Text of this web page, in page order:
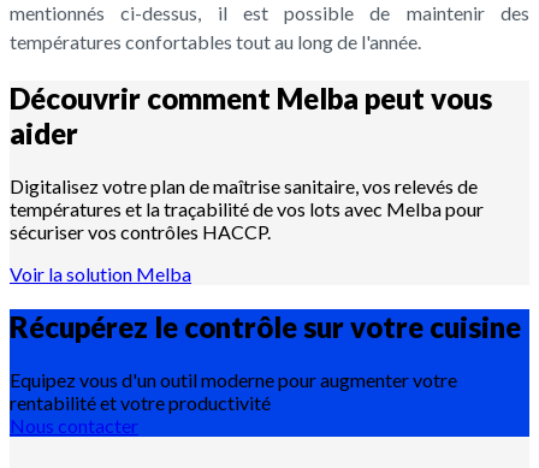
mentionnés ci-dessus, il est possible de maintenir des
températures confortables tout au long de l'année.
Découvrir comment Melba peut vous
aider
Digitalisez votre plan de maîtrise sanitaire, vos relevés de
températures et la traçabilité de vos lots avec Melba pour
sécuriser vos contrôles HACCP.
Voir la solution Melba
Récupérez le contrôle sur votre cuisine
Equipez vous d'un outil moderne pour augmenter votre
rentabilité et votre productivité
Nous contacter